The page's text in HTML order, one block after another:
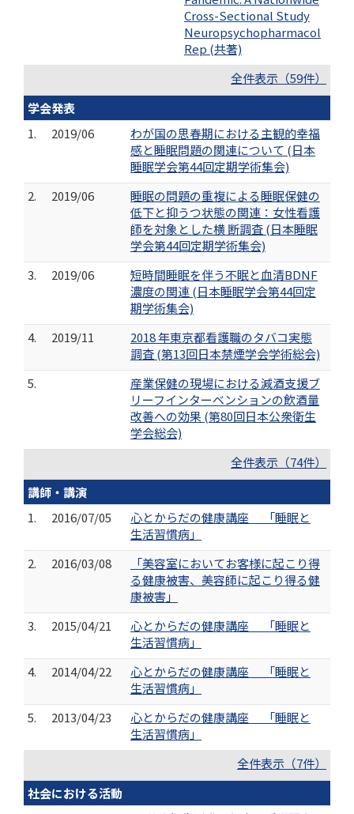
Cross-Sectional Study
Neuropsychopharmacol
Rep (共著)
全件表示（59件）
学会発表
1.
2019/06
わが国の思春期における主観的幸福
感と睡眠問題の関連について (日本
睡眠学会第44回定期学術集会)
2.
2019/06
睡眠の問題の重複による睡眠保健の
低下と抑うつ状態の関連：女性看護
師を対象とした横 断調査 (日本睡眠
学会第44回定期学術集会)
3.
2019/06
短時間睡眠を伴う不眠と血清BDNF
濃度の関連 (日本睡眠学会第44回定
期学術集会)
4.
2019/11
2018 年東京都看護職のタバコ実態
調査 (第13回日本禁煙学会学術総会)
5.
産業保健の現場における減酒支援ブ
リーフインターベンションの飲酒量
改善への効果 (第80回日本公衆衛生
学会総会)
全件表示（74件）
講師・講演
1.
2016/07/05
心とからだの健康講座 「睡眠と
生活習慣病」
2.
2016/03/08
「美容室においてお客様に起こり得
る健康被害、美容師に起こり得る健
康被害」
3.
2015/04/21
心とからだの健康講座 「睡眠と
生活習慣病」
4.
2014/04/22
心とからだの健康講座 「睡眠と
生活習慣病」
5.
2013/04/23
心とからだの健康講座 「睡眠と
生活習慣病」
全件表示（7件）
社会における活動